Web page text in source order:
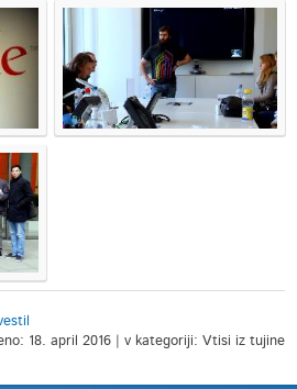
18. april 2016 | v kategoriji: Vtisi iz tujine